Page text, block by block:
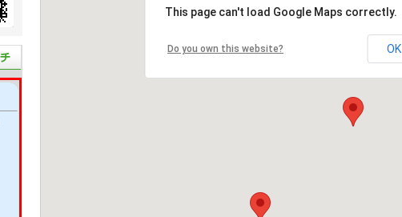
This page can't load Google Maps correctly.
Do you own this website? OK